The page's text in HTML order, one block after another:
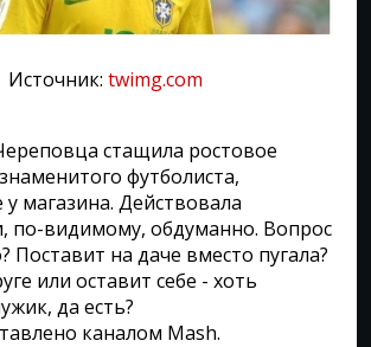
Источник: twimg.com
стащила ростовое
футболиста,
магазина. Действовала
по-видимому, обдуманно. Вопрос
Поставит на даче вместо пугала?
или оставит себе - хоть
да есть?
каналом Mash.